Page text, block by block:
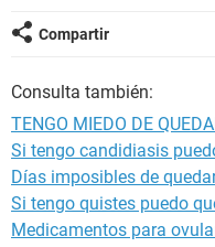
Compartir
Consulta también:
TENGO MIEDO DE
Si tengo candidiasis
Días imposibles de
Si tengo quistes puedo
Medicamentos para